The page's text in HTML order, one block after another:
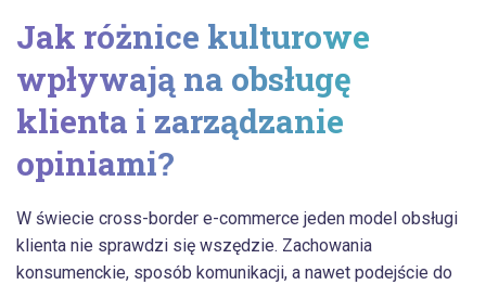
Jak różnice kulturowe
wpływają na obsługę
klienta i zarządzanie
opiniami?
W świecie cross-border e-commerce jeden model obsługi
klienta nie sprawdzi się wszędzie. Zachowania
konsumenckie, sposób komunikacji, a nawet podejście do